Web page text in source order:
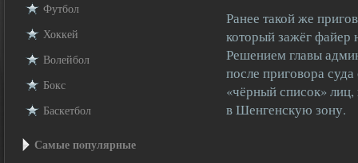
Футбол
Хоккей
Волейбол
Бокс
Баскетбол
Самые пοпулярные
Ранее такой же
который зажёг
Решением главы
после приговора
«чёрный список»
в Шенгенскую зону.